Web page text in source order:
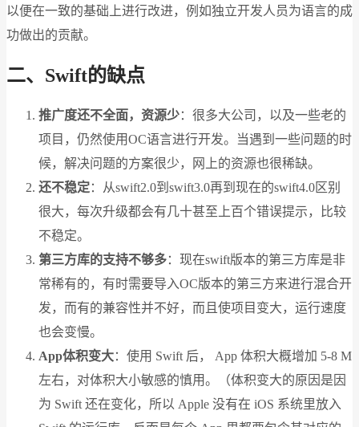
以便在一致的基础上进行改进，例如独立开发人员为语言的成
功做出的贡献。
二、Swift的缺点
推广度还不全面，资源少：很多大公司，以及一些老的
项目，仍然使用OC语言进行开发。当遇到一些问题的时
候，解决问题的方案很少，网上的资源也很稀缺。
还不稳定：从swift2.0到swift3.0再到现在的swift4.0区别
很大，每次升级都会有几十甚至上百个错误提示，比较
不稳定。
第三方库的支持不够多：现在swift版本的第三方库是非
常稀有的，有时需要导入OC版本的第三方来进行混合开
发，而有的兼容性并不好，而且使项目变大，运行速度
也会变慢。
App体积变大：使用 Swift 后， App 体积大概增加 5-8 M
左右，对体积大小敏感的慎用。（体积变大的原因是因
为 Swift 还在变化，所以 Apple 没有在 iOS 系统里放入